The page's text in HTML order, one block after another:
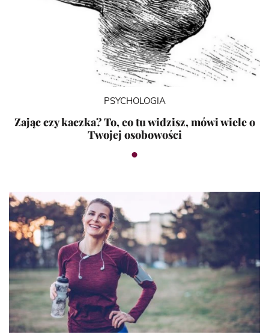
PSYCHOLOGIA
Zając czy kaczka? To, co tu widzisz, mówi wiele o
Twojej osobowości